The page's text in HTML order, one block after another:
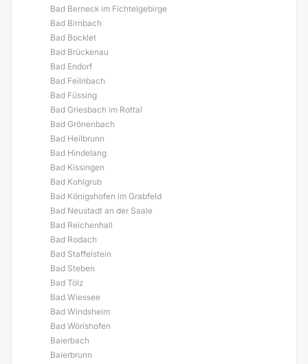
Bad Berneck im Fichtelgebirge
Bad Birnbach
Bad Bocklet
Bad Brückenau
Bad Endorf
Bad Feilnbach
Bad Füssing
Bad Griesbach im Rottal
Bad Grönenbach
Bad Heilbrunn
Bad Hindelang
Bad Kissingen
Bad Kohlgrub
Bad Königshofen im Grabfeld
Bad Neustadt an der Saale
Bad Reichenhall
Bad Rodach
Bad Staffelstein
Bad Steben
Bad Tölz
Bad Wiessee
Bad Windsheim
Bad Wörishofen
Baierbach
Baierbrunn